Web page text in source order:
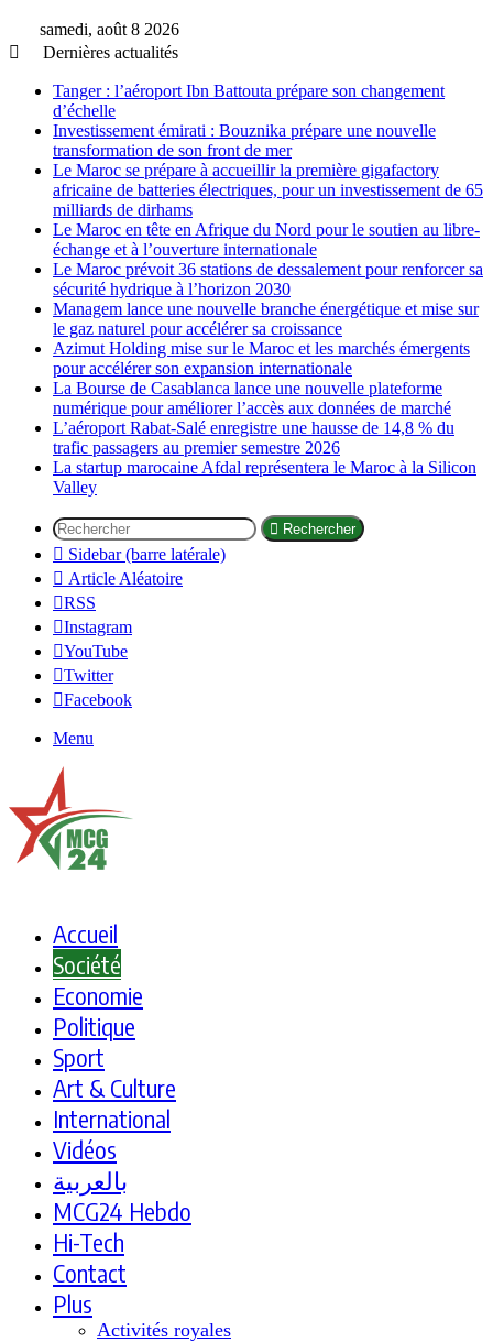
samedi, août 8 2026
Dernières actualités
Tanger : l’aéroport Ibn Battouta prépare son changement
d’échelle
Investissement émirati : Bouznika prépare une nouvelle
transformation de son front de mer
Le Maroc se prépare à accueillir la première gigafactory
africaine de batteries électriques, pour un investissement de 65
milliards de dirhams
Le Maroc en tête en Afrique du Nord pour le soutien au libre-
échange et à l’ouverture internationale
Le Maroc prévoit 36 stations de dessalement pour renforcer sa
sécurité hydrique à l’horizon 2030
Managem lance une nouvelle branche énergétique et mise sur
le gaz naturel pour accélérer sa croissance
Azimut Holding mise sur le Maroc et les marchés émergents
pour accélérer son expansion internationale
La Bourse de Casablanca lance une nouvelle plateforme
numérique pour améliorer l’accès aux données de marché
L’aéroport Rabat-Salé enregistre une hausse de 14,8 % du
trafic passagers au premier semestre 2026
La startup marocaine Afdal représentera le Maroc à la Silicon
Valley
Rechercher
Sidebar (barre latérale)
Article Aléatoire
RSS
Instagram
YouTube
Twitter
Facebook
Menu
Accueil
Société
Economie
Politique
Sport
Art & Culture
International
Vidéos
بالعربية
MCG24 Hebdo
Hi-Tech
Contact
Plus
Activités royales